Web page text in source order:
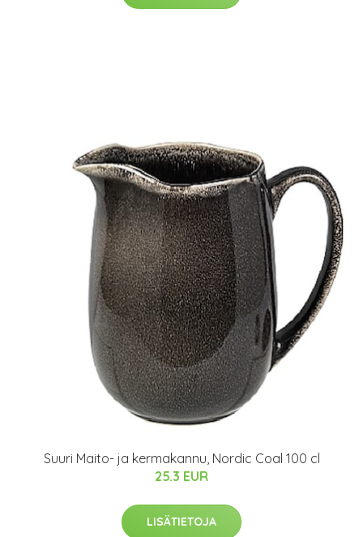
Suuri Maito- ja kermakannu, Nordic Coal 100 cl
25.3 EUR
LISÄTIETOJA